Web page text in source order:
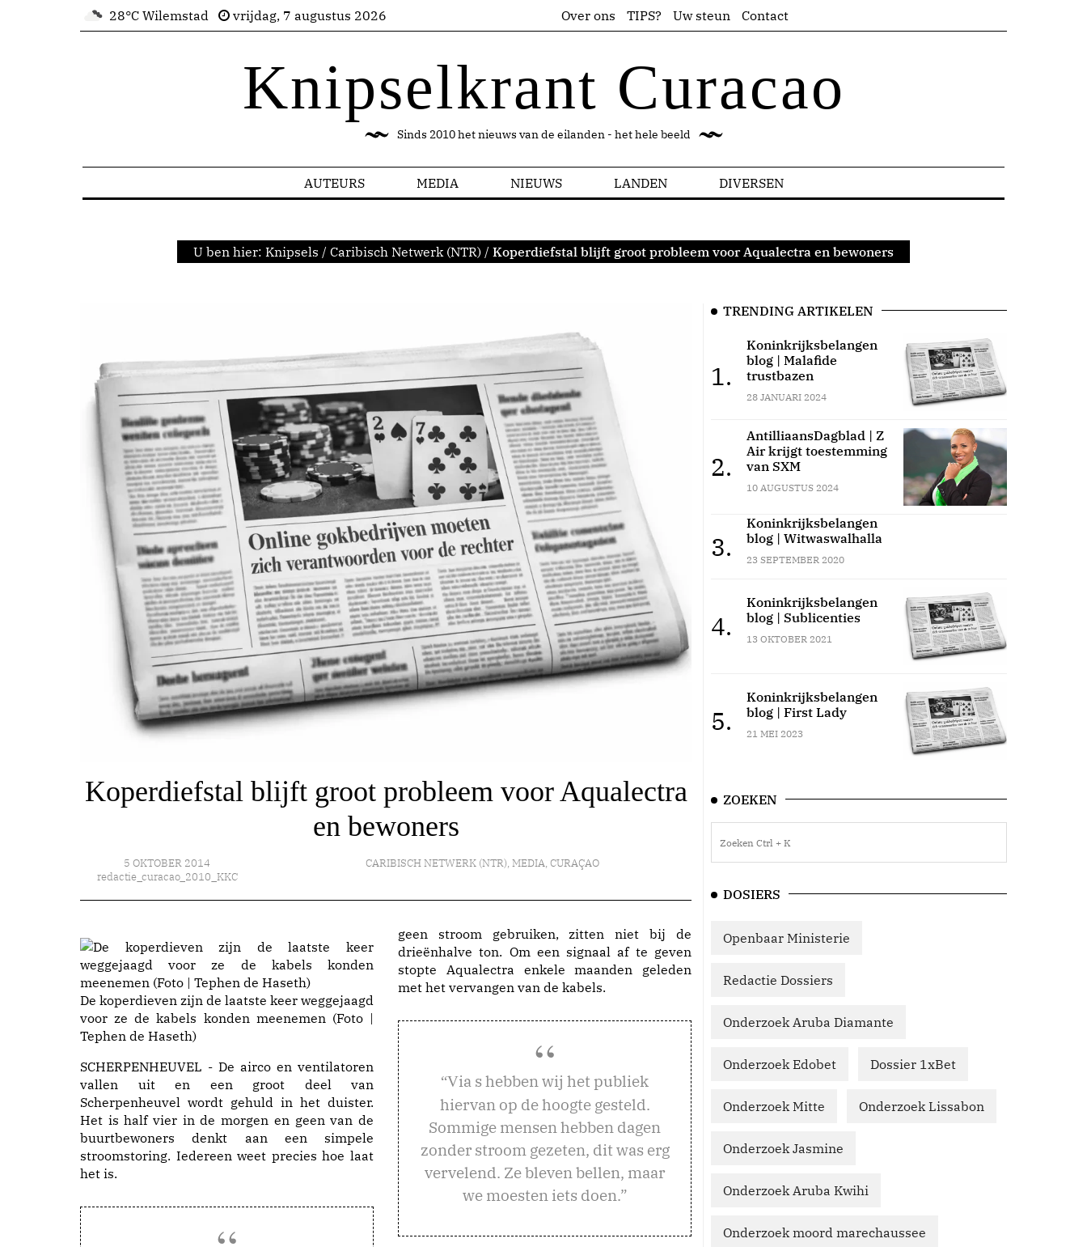
28°C Wilemstad vrijdag, 7 augustus 2026 Over ons TIPS? Uw steun Contact
Knipselkrant Curacao
Sinds 2010 het nieuws van de eilanden - het hele beeld
AUTEURS MEDIA NIEUWS LANDEN DIVERSEN
U ben hier: Knipsels / Caribisch Netwerk (NTR) / Koperdiefstal blijft groot probleem voor Aqualectra en bewoners
Koperdiefstal blijft groot probleem voor Aqualectra
en bewoners
5 OKTOBER 2014
redactie_curacao_2010_KKC
CARIBISCH NETWERK (NTR),MEDIA,CURAÇAO
De koperdieven zijn de laatste keer weggejaagd
voor ze de kabels konden meenemen (Foto |
Tephen de Haseth)
SCHERPENHEUVEL - De airco en ventilatoren
vallen uit en een groot deel van
Scherpenheuvel wordt gehuld in het duister.
Het is half vier in de morgen en geen van de
buurtbewoners denkt aan een simpele
stroomstoring. Iedereen weet precies hoe laat
het is.
geen stroom gebruiken, zitten niet bij de
drieënhalve ton. Om een signaal af te geven
stopte Aqualectra enkele maanden geleden
met het vervangen van de kabels.
“Via s hebben wij het publiek
hiervan op de hoogte gesteld.
Sommige mensen hebben dagen
zonder stroom gezeten, dit was erg
vervelend. Ze bleven bellen, maar
we moesten iets doen.”
TRENDING ARTIKELEN
1.
Koninkrijksbelangen
blog | Malafide
trustbazen
28 JANUARI 2024
2.
AntilliaansDagblad | Z
Air krijgt toestemming
van SXM
10 AUGUSTUS 2024
3.
Koninkrijksbelangen
blog | Witwaswalhalla
23 SEPTEMBER 2020
4.
Koninkrijksbelangen
blog | Sublicenties
13 OKTOBER 2021
5.
Koninkrijksbelangen
blog | First Lady
21 MEI 2023
ZOEKEN
DOSIERS
Openbaar Ministerie
Redactie Dossiers
Onderzoek Aruba Diamante
Onderzoek Edobet Dossier 1xBet
Onderzoek Mitte Onderzoek Lissabon
Onderzoek Jasmine
Onderzoek Aruba Kwihi
Onderzoek moord marechaussee